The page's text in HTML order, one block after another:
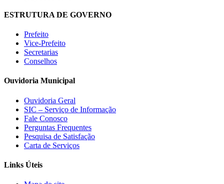
ESTRUTURA DE GOVERNO
Prefeito
Vice-Prefeito
Secretarias
Conselhos
Ouvidoria Municipal
Ouvidoria Geral
SIC – Serviço de Informação
Fale Conosco
Perguntas Frequentes
Pesquisa de Satisfação
Carta de Serviços
Links Úteis